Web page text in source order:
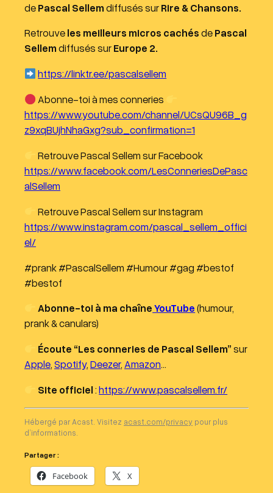
dePascal Sellemdiffusés surRire & Chansons.
Retrouveles meilleurs micros cachésdePascal
Sellemdiffusés surEurope 2.
https://linktr.ee/pascalsellem
Abonne-toi à mes conneries
https://www.youtube.com/channel/UCsQU96B_g
z9xqBUjhNhaGxg?sub_confirmation=1
Retrouve Pascal Sellem sur Facebook
https://www.facebook.com/LesConneriesDePasc
alSellem
Retrouve Pascal Sellem sur Instagram
https://www.instagram.com/pascal_sellem_offici
el/
#prank #PascalSellem #Humour #gag #bestof
#bestof
Abonne-toi à ma chaîneYouTube(humour,
prank & canulars)
Écoute “Les conneries de Pascal Sellem”sur
Apple,Spotify,Deezer, Amazon…
Site officiel:https://www.pascalsellem.fr/
Hébergé par Acast. Visitez acast.com/privacy pour plus
d’informations.
Partager :
Facebook X